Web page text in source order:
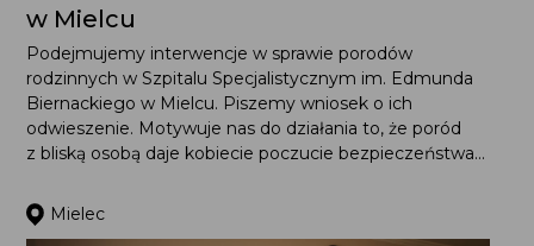
w Mielcu
Podejmujemy interwencje w sprawie porodów
rodzinnych w Szpitalu Specjalistycznym im. Edmunda
Biernackiego w Mielcu. Piszemy wniosek o ich
odwieszenie. Motywuje nas do działania to, że poród
z bliską osobą daje kobiecie poczucie bezpieczeństwa...
Mielec